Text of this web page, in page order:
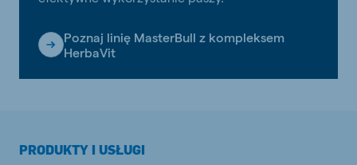
Poznaj linię MasterBull z kompleksem
HerbaVit
PRODUKTY I USŁUGI